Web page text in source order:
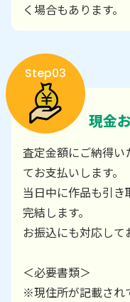
く場合もあります。
Step03
現金
査定金額にご納得
てお支払いします。
当日中に作品も引
完結します。
お振込にも対応して
＜必要書類＞
※現住所が記載され